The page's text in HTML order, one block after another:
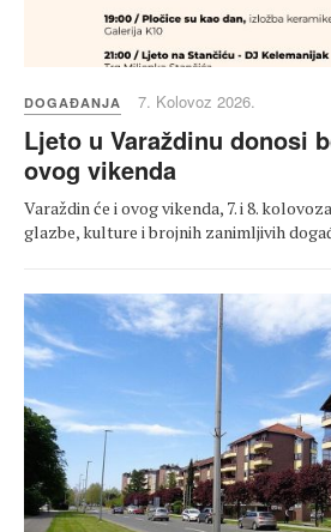
DOGAĐANJA 7. Kolovoz 2026.
Ljeto u Varaždinu donosi
ovog vikenda
Varaždin će i ovog vikenda, 7. i 8.
glazbe, kulture i brojnih zanimljivih